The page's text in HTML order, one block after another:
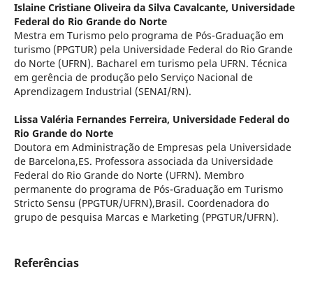
Islaine Cristiane Oliveira da Silva Cavalcante, Universidade
Federal do Rio Grande do Norte
Mestra em Turismo pelo programa de Pós-Graduação em
turismo (PPGTUR) pela Universidade Federal do Rio Grande
do Norte (UFRN). Bacharel em turismo pela UFRN. Técnica
em gerência de produção pelo Serviço Nacional de
Aprendizagem Industrial (SENAI/RN).
Lissa Valéria Fernandes Ferreira, Universidade Federal do
Rio Grande do Norte
Doutora em Administração de Empresas pela Universidade
de Barcelona,ES. Professora associada da Universidade
Federal do Rio Grande do Norte (UFRN). Membro
permanente do programa de Pós-Graduação em Turismo
Stricto Sensu (PPGTUR/UFRN),Brasil. Coordenadora do
grupo de pesquisa Marcas e Marketing (PPGTUR/UFRN).
Referências